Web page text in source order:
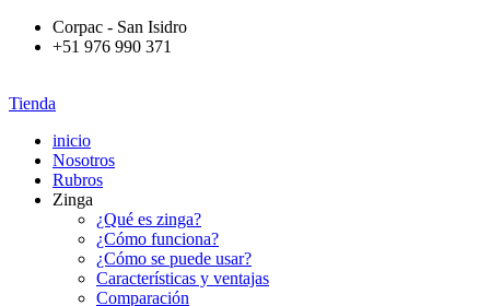
Corpac - San Isidro
+51 976 990 371
Tienda
inicio
Nosotros
Rubros
Zinga
¿Qué es zinga?
¿Cómo funciona?
¿Cómo se puede usar?
Características y ventajas
Comparación